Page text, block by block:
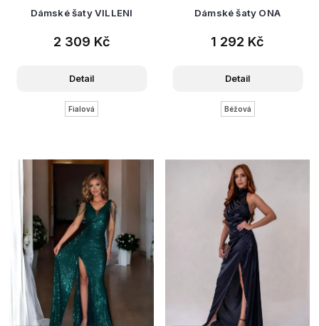
Dámské šaty VILLENI
2 309 Kč
Detail
Fialová
Dámské šaty ONA
1 292 Kč
Detail
Béžová